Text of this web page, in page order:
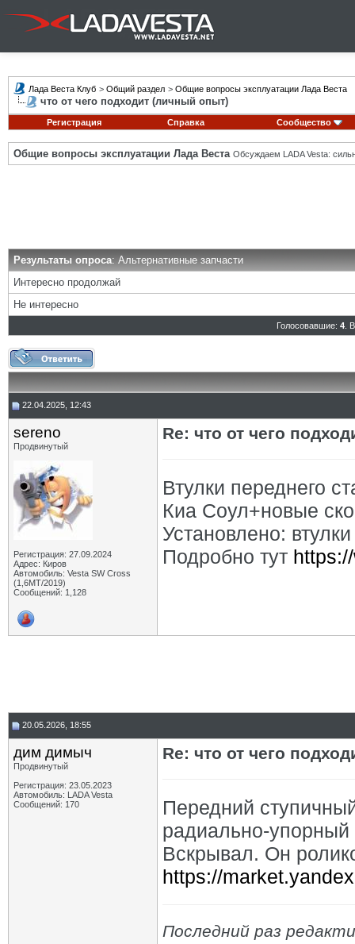
Лада Веста Клуб > Общий раздел > Общие вопросы эксплуатации Лада Веста
что от чего подходит (личный опыт)
Регистрация Справка Сообщество
Общие вопросы эксплуатации Лада Веста Обсуждаем LADA Vesta:
Результаты опроса: Альтернативные запчасти
Интересно продолжай
Не интересно
Голосовавшие: 4.
22.04.2025, 12:43
sereno
Продвинутый
Регистрация: 27.09.2024
Адрес: Киров
Автомобиль: Vesta SW Cross
(1,6МТ/2019)
Сообщений: 1,128
Re: что от чего
Втулки переднего
Киа Соул+новые
Установлено:
Подробно тут
20.05.2026, 18:55
дим димыч
Продвинутый
Регистрация: 23.05.2023
Автомобиль: LADA Vesta
Сообщений: 170
Re: что от чего
Передний
радиально-упорный
Вскрывал. Он
https://
Последний раз